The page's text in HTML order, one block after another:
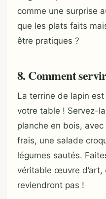
comme une surprise
que les plats faits
être pratiques ?
8. Comment
La terrine de lapin
votre table ! Servez-
planche en bois,
frais, une salade
légumes sautés.
véritable œuvre d’art,
reviendront pas !